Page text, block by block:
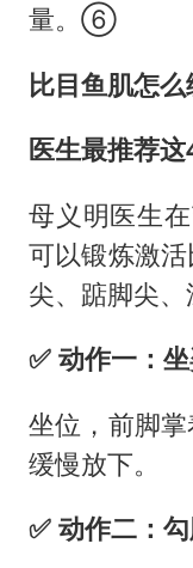
量。⑥
比目鱼肌怎么
医生最推荐
母义明医生
可以锻炼激
尖、踮脚尖、
✅️ 动作一：
坐位，前脚
缓慢放下。
✅️ 动作二：